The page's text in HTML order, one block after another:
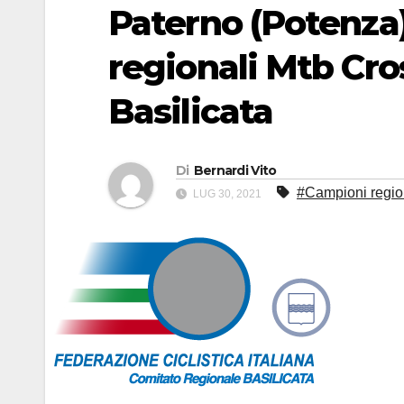
Paterno
regionali Mtb
Basilicata
Di Bernardi Vito
LUG 30, 2021 #Campioni